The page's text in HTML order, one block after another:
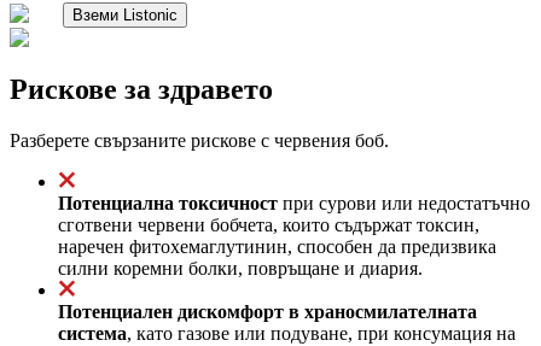
Вземи Listonic
Рискове за здравето
Разберете свързаните рискове с червения боб.
Потенциална токсичност при сурови или недостатъчно
сготвени червени бобчета, които съдържат токсин,
наречен фитохемаглутинин, способен да предизвика
силни коремни болки, повръщане и диария.
Потенциален дискомфорт в храносмилателната
система, като газове или подуване, при консумация на